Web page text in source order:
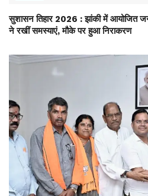
सुशासन तिहार 2026 : झांकी में आयोजित जन
ने रखीं समस्याएं, मौके पर हुआ निराकरण